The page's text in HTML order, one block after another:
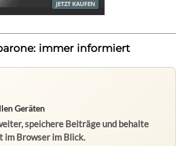
immer informiert
Geräten
speichere Beiträge und behalte
im Browser im Blick.